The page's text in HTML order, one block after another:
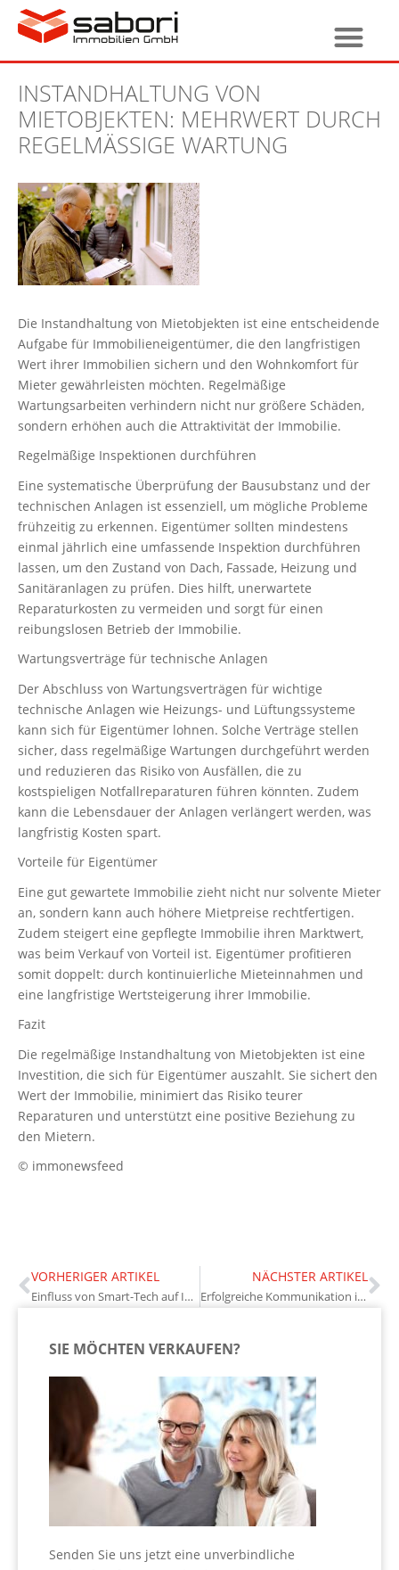
INSTANDHALTUNG VON
MIETOBJEKTEN: MEHRWERT DURCH
REGELMÄSSIGE WARTUNG
Die Instandhaltung von Mietobjekten ist eine entscheidende
Aufgabe für Immobilieneigentümer, die den langfristigen
Wert ihrer Immobilien sichern und den Wohnkomfort für
Mieter gewährleisten möchten. Regelmäßige
Wartungsarbeiten verhindern nicht nur größere Schäden,
sondern erhöhen auch die Attraktivität der Immobilie.
Regelmäßige Inspektionen durchführen
Eine systematische Überprüfung der Bausubstanz und der
technischen Anlagen ist essenziell, um mögliche Probleme
frühzeitig zu erkennen. Eigentümer sollten mindestens
einmal jährlich eine umfassende Inspektion durchführen
lassen, um den Zustand von Dach, Fassade, Heizung und
Sanitäranlagen zu prüfen. Dies hilft, unerwartete
Reparaturkosten zu vermeiden und sorgt für einen
reibungslosen Betrieb der Immobilie.
Wartungsverträge für technische Anlagen
Der Abschluss von Wartungsverträgen für wichtige
technische Anlagen wie Heizungs- und Lüftungssysteme
kann sich für Eigentümer lohnen. Solche Verträge stellen
sicher, dass regelmäßige Wartungen durchgeführt werden
und reduzieren das Risiko von Ausfällen, die zu
kostspieligen Notfallreparaturen führen könnten. Zudem
kann die Lebensdauer der Anlagen verlängert werden, was
langfristig Kosten spart.
Vorteile für Eigentümer
Eine gut gewartete Immobilie zieht nicht nur solvente Mieter
an, sondern kann auch höhere Mietpreise rechtfertigen.
Zudem steigert eine gepflegte Immobilie ihren Marktwert,
was beim Verkauf von Vorteil ist. Eigentümer profitieren
somit doppelt: durch kontinuierliche Mieteinnahmen und
eine langfristige Wertsteigerung ihrer Immobilie.
Fazit
Die regelmäßige Instandhaltung von Mietobjekten ist eine
Investition, die sich für Eigentümer auszahlt. Sie sichert den
Wert der Immobilie, minimiert das Risiko teurer
Reparaturen und unterstützt eine positive Beziehung zu
den Mietern.
© immonewsfeed
VORHERIGER ARTIKEL
Einfluss von Smart-Tech auf Immobilienverwaltung
NÄCHSTER ARTIKEL
Erfolgreiche Kommunikation in der Nachbarschaft: Tipps für Eigentümer
SIE MÖCHTEN VERKAUFEN?
Senden Sie uns jetzt eine unverbindliche